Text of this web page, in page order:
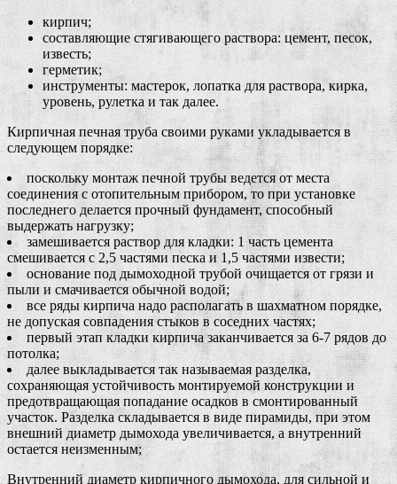
кирпич;
составляющие стягивающего раствора: цемент, песок,
известь;
герметик;
инструменты: мастерок, лопатка для раствора, кирка,
уровень, рулетка и так далее.
Кирпичная печная труба своими руками укладывается в
следующем порядке:
поскольку монтаж печной трубы ведется от места
соединения с отопительным прибором, то при установке
последнего делается прочный фундамент, способный
выдержать нагрузку;
замешивается раствор для кладки: 1 часть цемента
смешивается с 2,5 частями песка и 1,5 частями извести;
основание под дымоходной трубой очищается от грязи и
пыли и смачивается обычной водой;
все ряды кирпича надо располагать в шахматном порядке,
не допуская совпадения стыков в соседних частях;
первый этап кладки кирпича заканчивается за 6-7 рядов до
потолка;
далее выкладывается так называемая разделка,
сохраняющая устойчивость монтируемой конструкции и
предотвращающая попадание осадков в смонтированный
участок. Разделка складывается в виде пирамиды, при этом
внешний диаметр дымохода увеличивается, а внутренний
остается неизменным;
Внутренний диаметр кирпичного дымохода, для сильной и